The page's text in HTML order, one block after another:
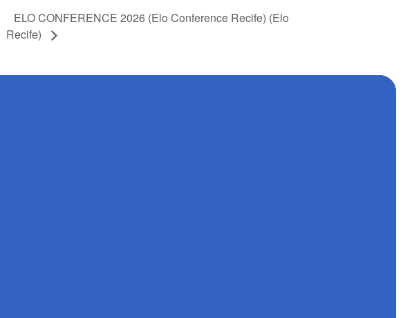
ELO CONFERENCE 2026 (Elo Conference Recife) (Elo
Recife)